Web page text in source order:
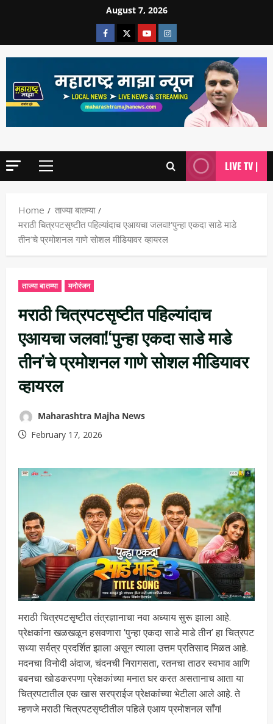
August 7, 2026
LIVE TV |
Home
ताज्या बातम्या
मराठी चित्रपटसृष्टीत पहिल्यांदाच एआयचा जलवा!‘पुन्हा एकदा साडे माडे
तीन’चे प्रमोशनल गाणे सोशल मीडियावर व्हायरल
ताज्या बातम्या मनोरंजन
मराठी चित्रपटसृष्टीत पहिल्यांदाच
एआयचा जलवा!‘पुन्हा एकदा साडे माडे
तीन’चे प्रमोशनल गाणे सोशल मीडियावर
व्हायरल
Maharashtra Majha News
February 17, 2026
मराठी चित्रपटसृष्टीत तंत्रज्ञानाचा नवा अध्याय सुरू झाला आहे.
प्रेक्षकांना खळखळून हसवणारा ‘पुन्हा एकदा साडे माडे तीन’ हा चित्रपट
सध्या सर्वत्र प्रदर्शित झाला असून त्याला उत्तम प्रतिसाद मिळत आहे.
मदनचा विनोदी अंदाज, चंदनची निरागसता, रतनचा ताठर स्वभाव आणि
बबनचा खोडकरपणा प्रेक्षकांच्या मनात घर करत असतानाच आता या
चित्रपटातील एक खास सरप्राईज प्रेक्षकांच्या भेटीला आले आहे. ते
म्हणजे मराठी चित्रपटसृष्टीतील पहिले एआय प्रमोशनल साँग!